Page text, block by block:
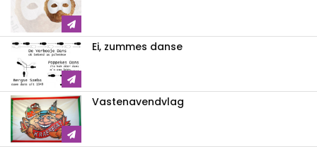
Ei, zummes danse
Vastenavendvlag